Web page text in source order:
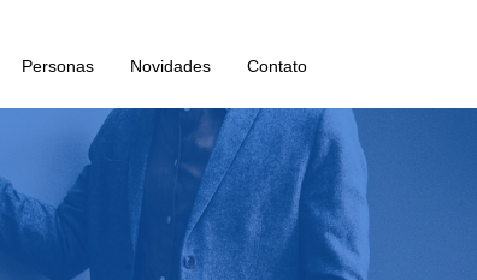
Personas Novidades Contato